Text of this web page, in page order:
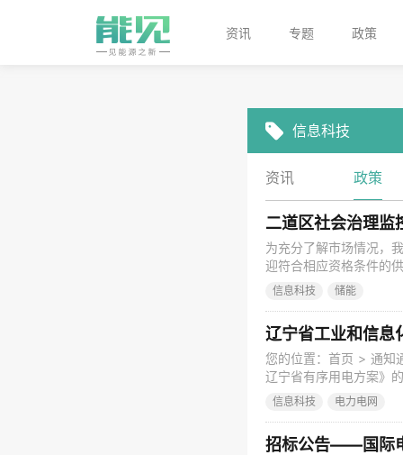
资讯 专题 政策
信息科技
资讯 政策
二道区社会治理监
为充分了解市场情况，
迎符合相应资格条件的
理局 二、项目名称：
四、采购需求 1.项目
信息科技 储能
辽宁省工业和信息
您的位置：首页 > 通知
辽宁省有序用电方案》
打印：打印 辽工信
为满足全省经济社会发
信息科技 电力电网
招标公告——国际